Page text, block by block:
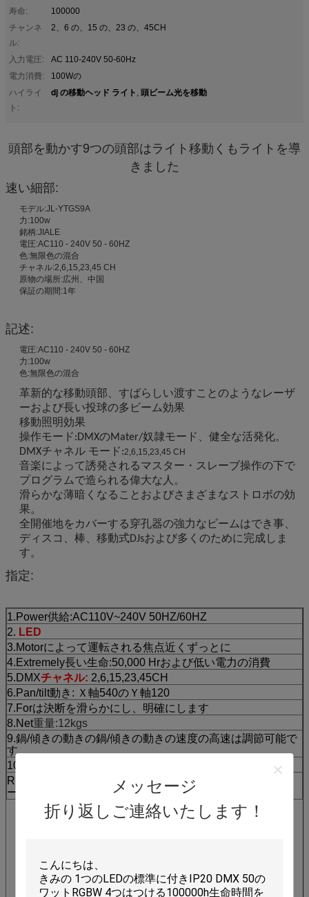
メッセージ
折り返しご連絡いたします！
寿命:
100000
チャンネ
ル:
2、6 の、15 の、23 の、45CH
入力電圧:
AC 110-240V 50-60Hz
電力消費:
100Wの
ハイライ
ト:
dj の移動ヘッド ライト , 頭ビーム光を移動
頭部を動かす9つの頭部はライト移動くもライトを導
きました
速い細部:
モデル:JL-YTGS9A
力:100w
銘柄:JIALE
電圧:AC110 - 240V 50 - 60HZ
色:無限色の混合
チャネル:2,6,15,23,45 CH
原物の場所:広州、中国
保証の期間:1年
記述:
電圧:AC110 - 240V 50 - 60HZ
力:100w
色:無限色の混合
革新的な移動頭部、すばらしい渡すことのようなレーザ
ーおよび長い投球の多ビーム効果
移動照明効果
操作モード:DMXのMater/奴隷モード、健全な活発化。
DMXチャネル モード:2,6,15,23,45 CH
音楽によって誘発されるマスター・スレーブ操作の下で
プログラムで造られる偉大な人。
滑らかな薄暗くなることおよびさまざまなストロボの効
果。
全開催地をカバーする穿孔器の強力なビームはでき事、
ディスコ、棒、移動式DJsおよび多くのために完成しま
す。
指定:
1.Power供給:AC110V~240V 50HZ/60HZ
2. LED
3.Motorによって運転される焦点近くずっとに
4.Extremely長い生命:50,000 Hrおよび低い電力の消費
5.DMXチャネル: 2,6,15,23,45CH
6.Pan/tilt動き: Ｘ軸540のＹ軸120
7.Forは決断を滑らかにし、明確にします
8.Net重量:12kgs
9.鍋/傾きの動きの鍋/傾きの動きの速度の高速は調節可能で
す
10.scanning角度:傾き120°
RDMX:、オン/オフ ランプ演説する遠隔DMXコントローラ
ーによる健全な制御スイッチ